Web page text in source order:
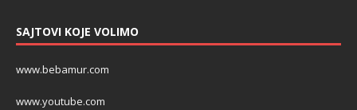
SAJTOVI KOJE VOLIMO
www.bebamur.com
www.youtube.com